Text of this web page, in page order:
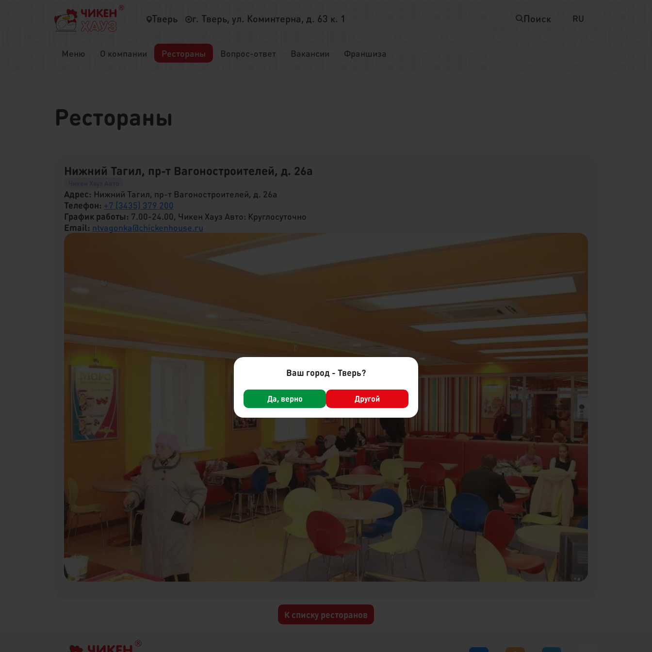
Ваш город - Тверь?
Да, верно Другой
Тверь г. Тверь, ул. Коминтерна, д. 63 к. 1 Поиск RU
Меню О компании Рестораны Вопрос-ответ Вакансии Франшиза
Рестораны
Нижний Тагил, пр-т Вагоностроителей, д. 26а
Адрес: Нижний Тагил, пр-т Вагоностроителей, д. 26а
Телефон: +7 (3435) 379 200
График работы: 7.00-24.00, Чикен Хауз Авто: Круглосуточно
Email: ntvagonka@chickenhouse.ru
К списку ресторанов